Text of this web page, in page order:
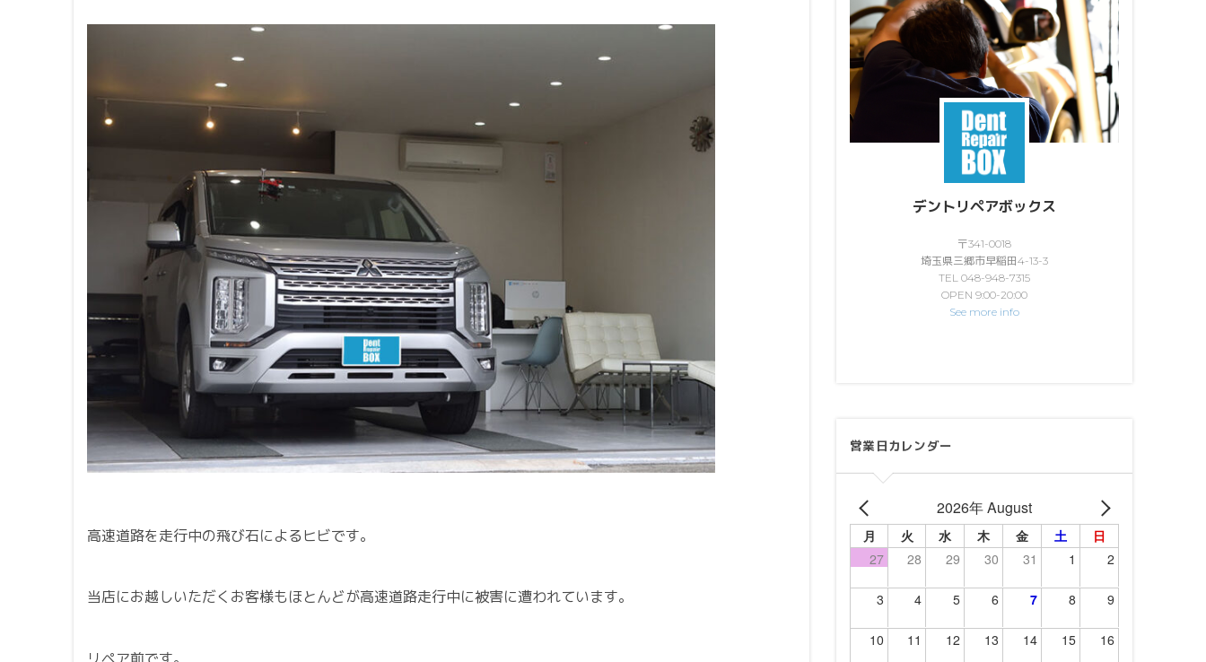
高速道路を走行中の飛び石によるヒビです。
当店にお越しいただくお客様もほとんどが高速道路走行中に被害に遭われています。
リペア前です。
デントリペアボックス
〒341-0018
埼玉県三郷市早稲田4-13-3
TEL 048-948-7315
OPEN 9:00-20:00
See more info
営業日カレンダー
2026年 August
月 火 水 木 金 土
日
27
28 29 30 31 1 2
3 4 5 6 7 8 9
10 11 12 13 14 15 16